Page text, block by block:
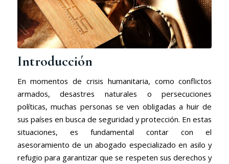
Introducción
En momentos de crisis humanitaria, como conflictos
armados, desastres naturales o persecuciones
políticas, muchas personas se ven obligadas a huir de
sus países en busca de seguridad y protección. En estas
situaciones, es fundamental contar con el
asesoramiento de un abogado especializado en asilo y
refugio para garantizar que se respeten sus derechos y